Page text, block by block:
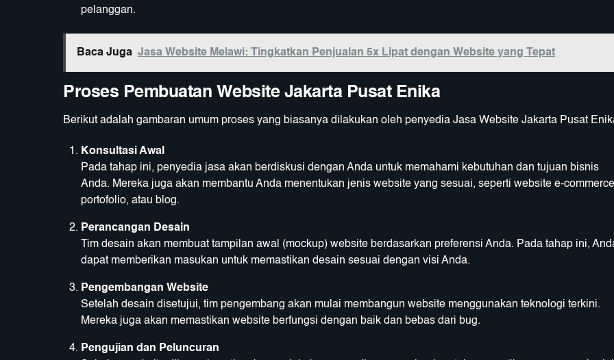
pelanggan.
Baca Juga Jasa Website Melawi: Tingkatkan Penjualan 5x Lipat dengan Website yang Tepat
Proses Pembuatan Website Jakarta Pusat Enika
Berikut adalah gambaran umum proses yang biasanya dilakukan oleh penyedia Jasa Website Jakarta Pusat
Konsultasi Awal
Pada tahap ini, penyedia jasa akan berdiskusi dengan Anda untuk memahami kebutuhan dan tujuan bisnis
Anda. Mereka juga akan membantu Anda menentukan jenis website yang sesuai, seperti website e-
portofolio, atau blog.
Perancangan Desain
Tim desain akan membuat tampilan awal (mockup) website berdasarkan preferensi Anda. Pada tahap ini,
dapat memberikan masukan untuk memastikan desain sesuai dengan visi Anda.
Pengembangan Website
Setelah desain disetujui, tim pengembang akan mulai membangun website menggunakan teknologi terkini.
Mereka juga akan memastikan website berfungsi dengan baik dan bebas dari bug.
Pengujian dan Peluncuran